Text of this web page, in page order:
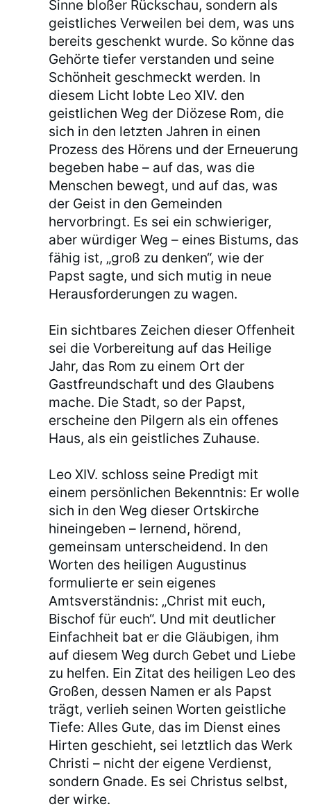
Sinne bloßer Rückschau, sondern als
geistliches Verweilen bei dem, was uns
bereits geschenkt wurde. So könne das
Gehörte tiefer verstanden und seine
Schönheit geschmeckt werden. In
diesem Licht lobte Leo XIV. den
geistlichen Weg der Diözese Rom, die
sich in den letzten Jahren in einen
Prozess des Hörens und der Erneuerung
begeben habe – auf das, was die
Menschen bewegt, und auf das, was
der Geist in den Gemeinden
hervorbringt. Es sei ein schwieriger,
aber würdiger Weg – eines Bistums, das
fähig ist, „groß zu denken“, wie der
Papst sagte, und sich mutig in neue
Herausforderungen zu wagen.
Ein sichtbares Zeichen dieser Offenheit
sei die Vorbereitung auf das Heilige
Jahr, das Rom zu einem Ort der
Gastfreundschaft und des Glaubens
mache. Die Stadt, so der Papst,
erscheine den Pilgern als ein offenes
Haus, als ein geistliches Zuhause.
Leo XIV. schloss seine Predigt mit
einem persönlichen Bekenntnis: Er wolle
sich in den Weg dieser Ortskirche
hineingeben – lernend, hörend,
gemeinsam unterscheidend. In den
Worten des heiligen Augustinus
formulierte er sein eigenes
Amtsverständnis: „Christ mit euch,
Bischof für euch“. Und mit deutlicher
Einfachheit bat er die Gläubigen, ihm
auf diesem Weg durch Gebet und Liebe
zu helfen. Ein Zitat des heiligen Leo des
Großen, dessen Namen er als Papst
trägt, verlieh seinen Worten geistliche
Tiefe: Alles Gute, das im Dienst eines
Hirten geschieht, sei letztlich das Werk
Christi – nicht der eigene Verdienst,
sondern Gnade. Es sei Christus selbst,
der wirke.